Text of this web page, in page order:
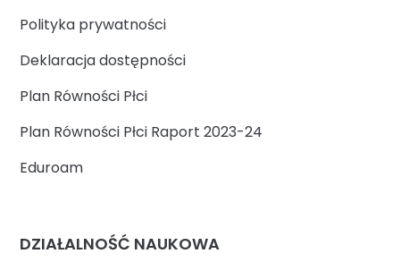
Polityka prywatności
Deklaracja dostępności
Plan Równości Płci
Plan Równości Płci Raport 2023-24
Eduroam
DZIAŁALNOŚĆ NAUKOWA